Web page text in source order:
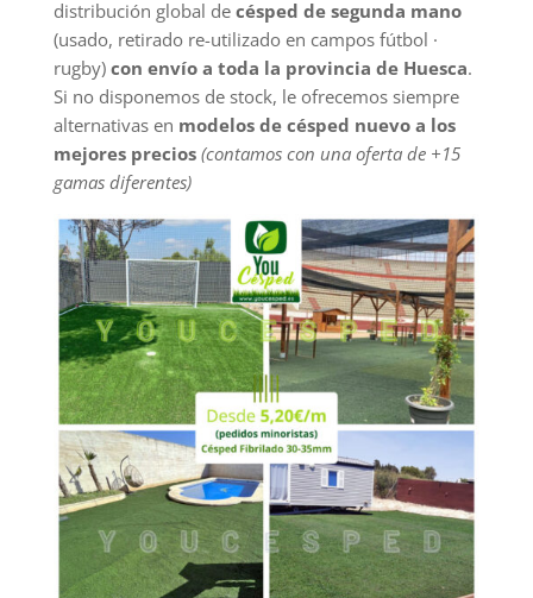
distribución global de césped de segunda mano
(usado, retirado re-utilizado en campos fútbol ·
rugby) con envío a toda la provincia de Huesca.
Si no disponemos de stock, le ofrecemos siempre
alternativas en modelos de césped nuevo a los
mejores precios (contamos con una oferta de +15
gamas diferentes)